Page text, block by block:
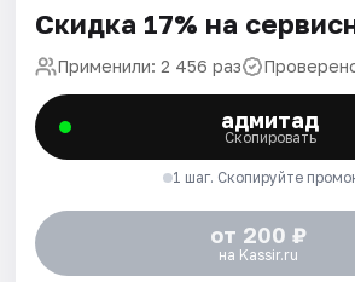
Скидка 17% на
Применили: 2 456 раз
адмитад
Скопировать
1 шаг. Скопируйте
от 200 ₽
на Kassir.ru